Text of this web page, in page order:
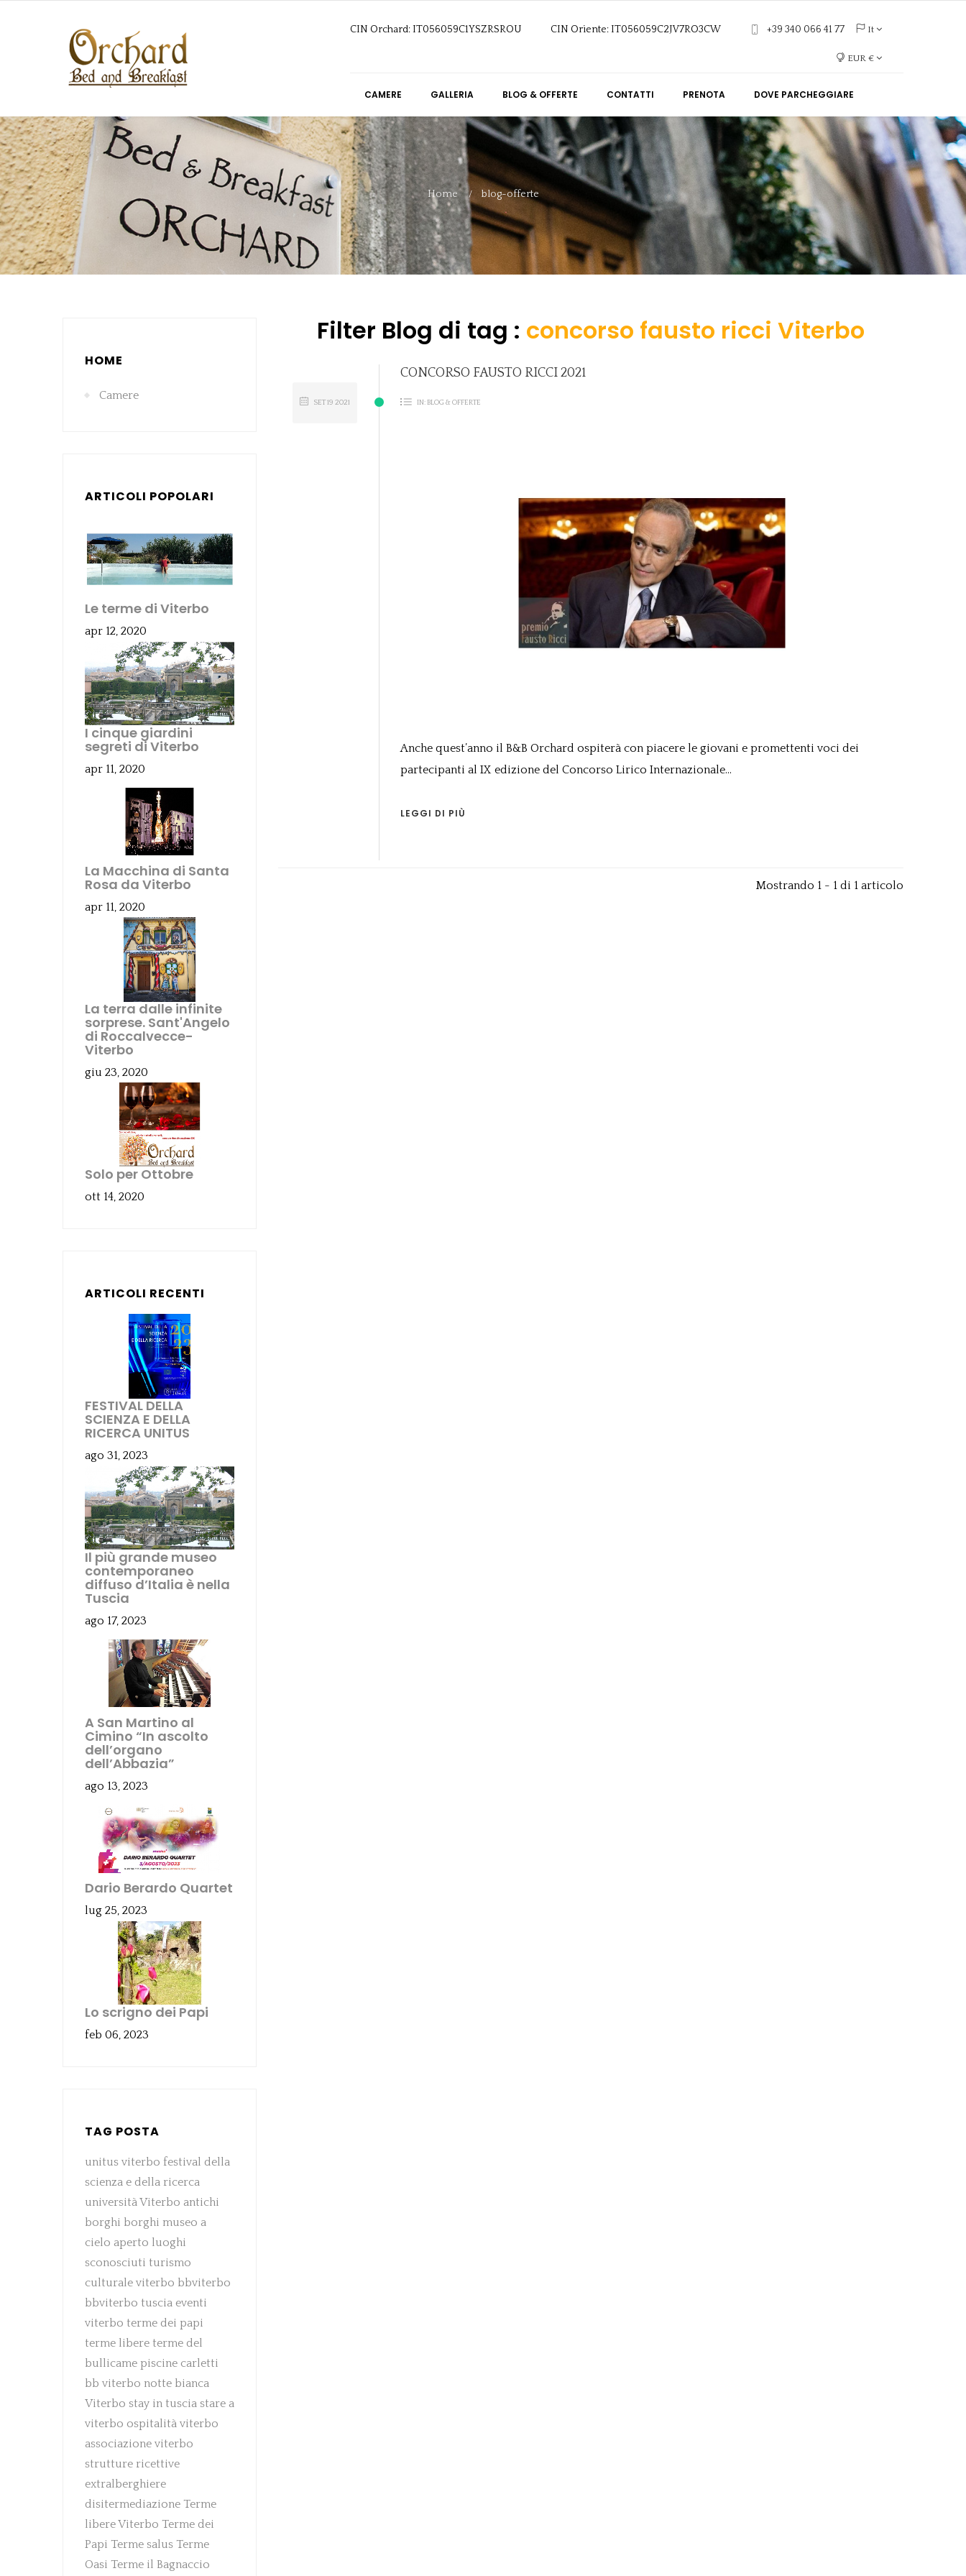
CIN Orchard: IT056059C1YSZRSROU CIN Oriente: IT056059C2JV7RO3CW +39 340 066 41 77 It
EUR €
CAMERE GALLERIA BLOG & OFFERTE CONTATTI PRENOTA DOVE PARCHEGGIARE
Home blog-offerte
HOME
Camere
ARTICOLI POPOLARI
Le terme di Viterbo
apr 12, 2020
I cinque giardini
segreti di Viterbo
apr 11, 2020
La Macchina di Santa
Rosa da Viterbo
apr 11, 2020
La terra dalle infinite
sorprese. Sant'Angelo
di Roccalvecce-
Viterbo
giu 23, 2020
Solo per Ottobre
ott 14, 2020
ARTICOLI RECENTI
FESTIVAL DELLA
SCIENZA E DELLA
RICERCA UNITUS
ago 31, 2023
Il più grande museo
contemporaneo
diffuso d’Italia è nella
Tuscia
ago 17, 2023
A San Martino al
Cimino “In ascolto
dell’organo
dell’Abbazia”
ago 13, 2023
Dario Berardo Quartet
lug 25, 2023
Lo scrigno dei Papi
feb 06, 2023
TAG POSTA
unitus viterbo festival della
scienza e della ricerca
università Viterbo antichi
borghi borghi museo a
cielo aperto luoghi
sconosciuti turismo
culturale viterbo bbviterbo
bbviterbo tuscia eventi
viterbo terme dei papi
terme libere terme del
bullicame piscine carletti
bb viterbo notte bianca
Viterbo stay in tuscia stare a
viterbo ospitalità viterbo
associazione viterbo
strutture ricettive
extralberghiere
disitermediazione Terme
libere Viterbo Terme dei
Papi Terme salus Terme
Oasi Terme il Bagnaccio
Filter Blog di tag : concorso fausto ricci Viterbo
CONCORSO FAUSTO RICCI 2021
IN: BLOG & OFFERTE
SET19 2021
Anche quest’anno il B&B Orchard ospiterà con piacere le giovani e promettenti voci dei
partecipanti al IX edizione del Concorso Lirico Internazionale...
LEGGI DI PIÙ
Mostrando 1 - 1 di 1 articolo